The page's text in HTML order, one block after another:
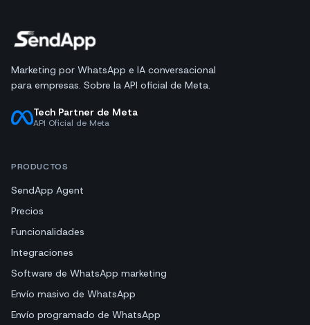
Marketing por WhatsApp e IA conversacional
para empresas. Sobre la API oficial de Meta.
Tech Partner de Meta
API Oficial de Meta
PRODUCTOS
SendApp Agent
Precios
Funcionalidades
Integraciones
Software de WhatsApp marketing
Envío masivo de WhatsApp
Envío programado de WhatsApp